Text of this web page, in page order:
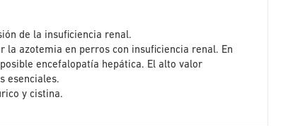
de la insuficiencia renal.
la azotemia en perros con insuficiencia renal. En
encefalopatía hepática. El alto valor
esenciales.
y cistina.